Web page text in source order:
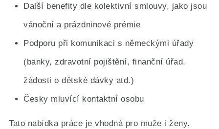
Další benefity dle kolektivní smlouvy, jako jsou
vánoční a prázdninové prémie
Podporu při komunikaci s německými úřady
(banky, zdravotní pojištění, finanční úřad,
žádosti o dětské dávky atd.)
Česky mluvící kontaktní osobu
Tato nabídka práce je vhodná pro muže i ženy.